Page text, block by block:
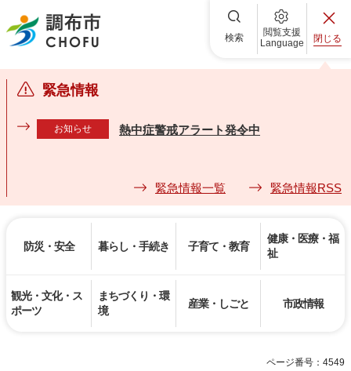
調布市 検索
閲覧支援
Language
閉じる
緊急情報
お知らせ 熱中症警戒アラート発令中
緊急情報一覧 緊急情報RSS
防災・安全 暮らし・手続き 子育て・教育
健康・医療・福
祉
観光・文化・ス
ポーツ
まちづくり・環
境
産業・しごと 市政情報
ページ番号：4549